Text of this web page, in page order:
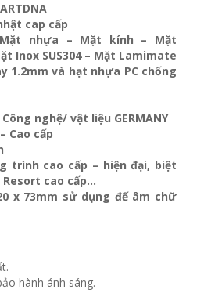
cap cấp
nhựa – Mặt kính – Mặt
Inox SUS304 – Mặt Lamimate
1.2mm và hạt nhựa PC chống
nghệ/ vật liệu GERMANY
Cao cấp
trình cao cấp – hiện đại, biệt
Resort cao cấp…
x 73mm sử dụng đế âm chữ
hành ánh sáng.